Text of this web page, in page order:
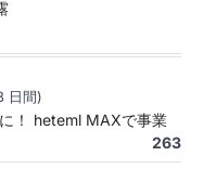
日間)
！ heteml MAXで事業
263